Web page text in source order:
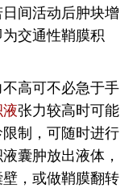
间活动后肿块增
交通性鞘膜积
高可不必急于手
张力较高时可能
制，可随时进行
囊肿放出液体，
，或做鞘膜翻转